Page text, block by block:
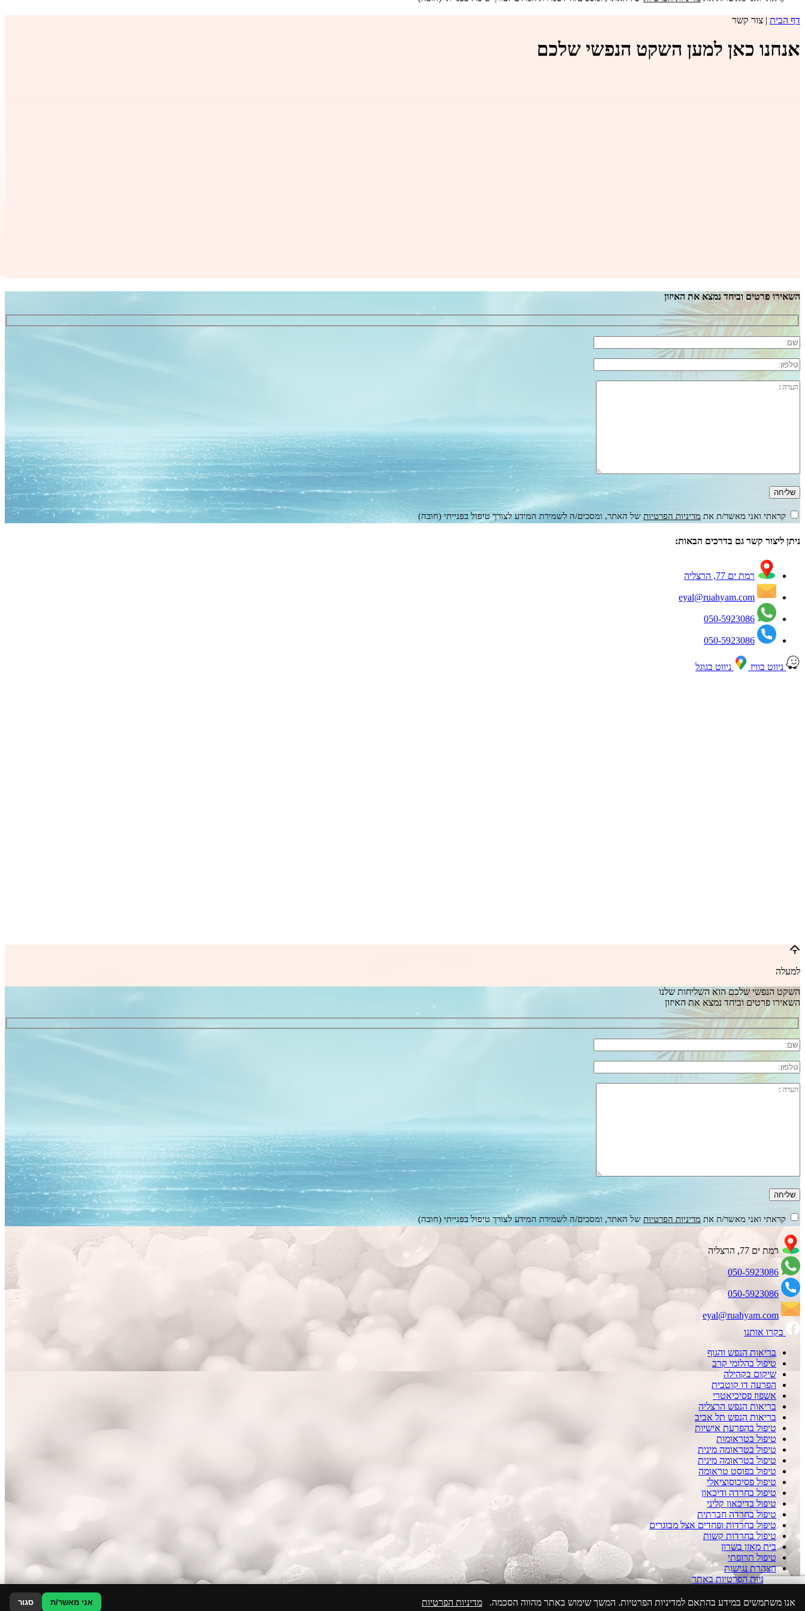
דף הבית | צור קשר
אנחנו כאן למען השקט הנפשי שלכם
השאירו פרטים וביחד נמצא את האיזון
קראתי ואני מאשר/ת את מדיניות הפרטיות של האתר, ומסכים/ה לשמירת המידע לצורך טיפול בפנייתי (חובה)
ניתן ליצור קשר גם בדרכים הבאות:
רמת ים 77, הרצליה
eyal@ruahyam.com
050-5923086
050-5923086
ניווט בוויז ניווט בגוגל
למעלה
השקט הנפשי שלכם הוא השליחות שלנו
השאירו פרטים וביחד נמצא את האיזון
קראתי ואני מאשר/ת את מדיניות הפרטיות של האתר, ומסכים/ה לשמירת המידע לצורך טיפול בפנייתי (חובה)
רמת ים 77, הרצליה
050-5923086
050-5923086
eyal@ruahyam.com
בקרו אותנו
בריאות הנפש והגוף
טיפול בהלומי קרב
שיקום בקהילה
הפרעה דו קוטבית
אשפוז פסיכיאטרי
בריאות הנפש הרצליה
בריאות הנפש תל אביב
טיפול בהפרעת אישיות
טיפול בטראומות
טיפול בטראומה מינית
טיפול בטראומה מינית
טיפול בפוסט טראומה
טיפול פסיכוסוציאלי
טיפול בחרדה ודיכאון
טיפול בדיכאון קליני
טיפול בחרדה חברתית
טיפול בחרדות ופחדים אצל מבוגרים
טיפול בחרדות קשות
בית מאזן בשרון
טיפול תרופתי
הצהרת נגישות
מדיניות הפרטיות באתר
בניית אתרים בעיצוב אישי
אנו משתמשים במידע בהתאם למדיניות הפרטיות. המשך שימוש באתר מהווה הסכמה. מדיניות הפרטיות אני מאשר/ת סגור